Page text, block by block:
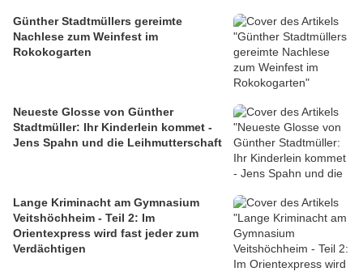
Günther Stadtmüllers gereimte
Nachlese zum Weinfest im
Rokokogarten
Neueste Glosse von Günther
Stadtmüller: Ihr Kinderlein kommet -
Jens Spahn und die Leihmutterschaft
Lange Kriminacht am Gymnasium
Veitshöchheim - Teil 2: Im
Orientexpress wird fast jeder zum
Verdächtigen